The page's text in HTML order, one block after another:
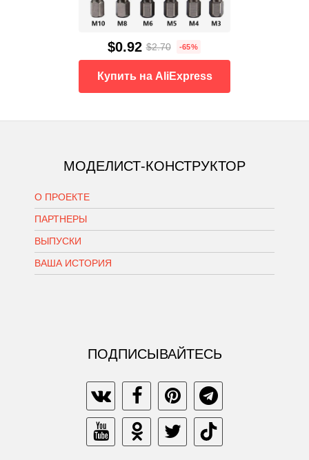
$0.92 $2.70 -65%
Купить на AliExpress
МОДЕЛИСТ-КОНСТРУКТОР
О ПРОЕКТЕ
ПАРТНЕРЫ
ВЫПУСКИ
ВАША ИСТОРИЯ
ПОДПИСЫВАЙТЕСЬ